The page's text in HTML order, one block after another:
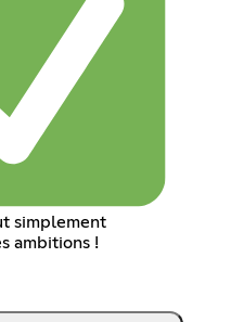
simplement
ambitions !